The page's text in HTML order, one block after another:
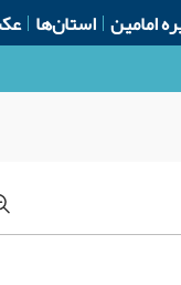
امامین استان‌ها
نزاجا